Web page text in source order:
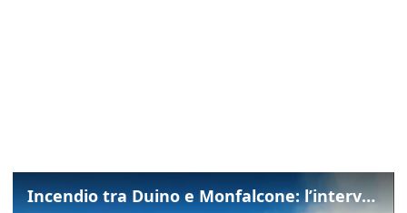
Incendio tra Duino e Monfalcone: l’intervento dei vigili del fuoco